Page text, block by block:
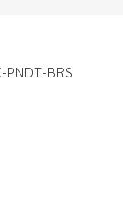
PNDT-BRS